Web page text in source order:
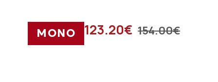
ΜΟΝΟ 154.00€
123.20€